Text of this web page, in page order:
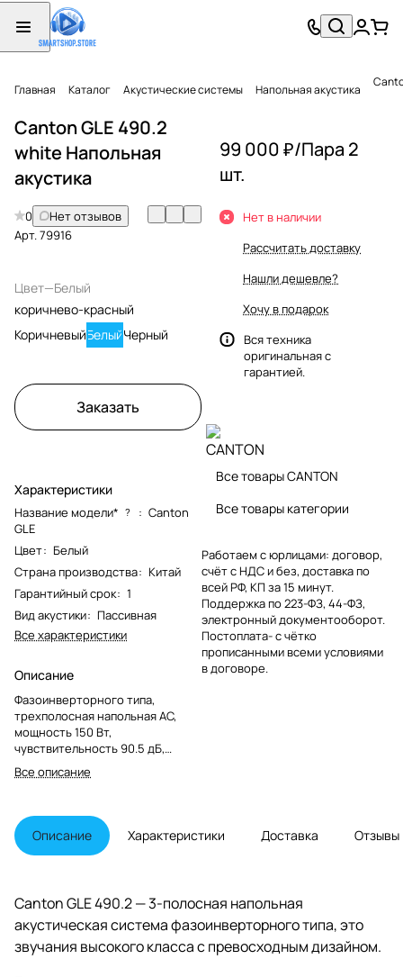
Главная Каталог Акустические системы Напольная акустика
Canton GLE 490.2
white Напольная
акустика
0
Нет отзывов
Арт.79916
Цвет—Белый
коричнево-красный
КоричневыйБелыйЧерный
Заказать
Характеристики
Название модели* ? : Canton
GLE
Цвет: Белый
Страна производства: Китай
Гарантийный срок: 1
Вид акустики: Пассивная
Все характеристики
Описание
Фазоинверторного типа,
трехполосная напольная АС,
мощность 150 Вт,
чувствительность 90.5 дБ,
импеданс 4 - 8 Ом, диапазон
частот 20-30000 Гц, цвет белый.
Все описание
99 000 ₽/Пара 2
шт.
Нет в наличии
Рассчитать доставку
Нашли дешевле?
Хочу в подарок
Вся техника
оригинальная с
гарантией.
Все товары CANTON
Все товары категории
Работаем с юрлицами: договор,
счёт с НДС и без, доставка по
всей РФ, КП за 15 минут.
Поддержка по 223-ФЗ, 44-ФЗ,
электронный документооборот.
Постоплата- с чётко
прописанными всеми условиями
в договоре.
Описание Характеристики Доставка Отзывы
Canton GLE 490.2 — 3-полосная напольная
акустическая система фазоинверторного типа, это
звучания высокого класса с превосходным дизайном.